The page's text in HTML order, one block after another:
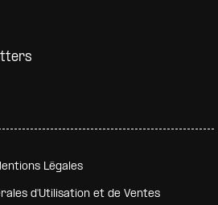
Légales
d'Utilisation et de Ventes